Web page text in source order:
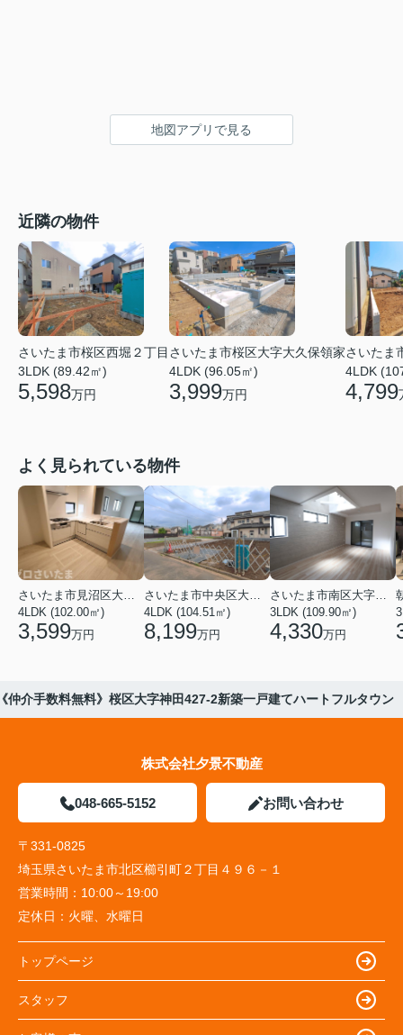
地図アプリで見る
近隣の物件
さいたま市桜区西堀２丁目
3LDK (89.42㎡)
5,598万円
さいたま市桜区大字大久保領家
4LDK (96.05㎡)
3,999万円
さいたま
4LDK
4,799
よく見られている物件
さいたま市見沼区大字蓮沼
4LDK (102.00㎡)
3,599万円
さいたま市中央区大戸３丁目
4LDK (104.51㎡)
8,199万円
さいたま市南区大字太田窪
3LDK (109.90㎡)
4,330万円
仲介手数料無料》桜区大字神田427-2新築一戸建てハートフルタウン
株式会社夕景不動産
048-665-5152 お問い合わせ
〒331-0825
埼玉県さいたま市北区櫛引町２丁目４９６－１
営業時間： 10:00～19:00
定休日： 火曜、水曜日
トップページ
スタッフ